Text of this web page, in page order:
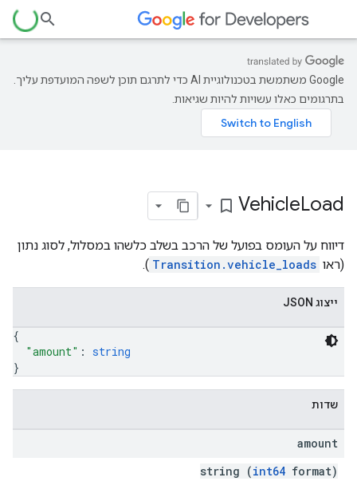
‫Google משתמשת בטכנולוגיית AI כדי לתרגם תוכן לשפה המועדפת עליך.
בתרגומים כאלו עשויות להיות שגיאות.
VehicleLoad
bookmark_border
דיווח על העומס בפועל של הרכב בשלב כלשהו במסלול, לסוג נתון
(ראו Transition.vehicle_loads
).
ייצוג JSON
{
"amount" : string
}
שדות
amount
string (int64 format)